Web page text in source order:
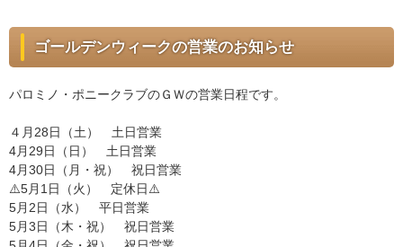
ゴールデンウィークの営業のお知らせ
パロミノ・ポニークラブのＧＷの営業日程です。
４月28日（土） 土日営業
4月29日（日） 土日営業
4月30日（月・祝） 祝日営業
⚠️5月1日（火） 定休日⚠️
5月2日（水） 平日営業
5月3日（木・祝） 祝日営業